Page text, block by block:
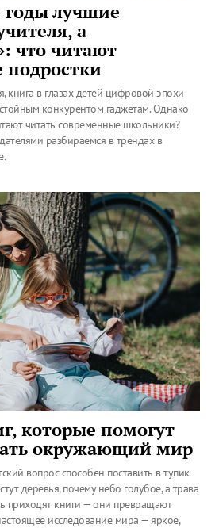
годы лучшие
а
что читают
книга в глазах детей цифровой эпохи
конкурентом гаджетам. Однако
читать современные школьники?
разбираемся в трендах в
которые помогут
окружающий мир
вопрос способен поставить в тупик
деревья, почему небо голубое, а трава
приходят книги — они превращают
исследование мира — яркое,